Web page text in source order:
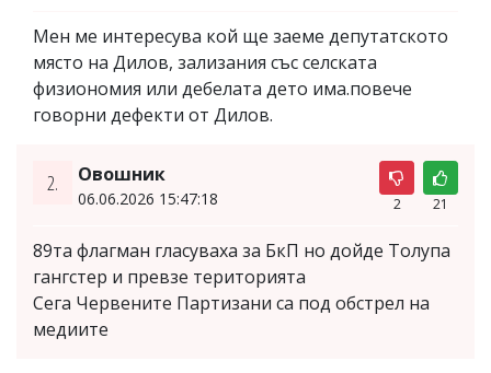
Мен ме интересува кой ще заеме депутатското
място на Дилов, зализания със селската
физиономия или дебелата дето има.повече
говорни дефекти от Дилов.
2. Овошник
06.06.2026 15:47:18 2 21
89та флагман гласуваха за БкП но дойде Толупа
гангстер и превзе територията
Сега Червените Партизани са под обстрел на
медиите